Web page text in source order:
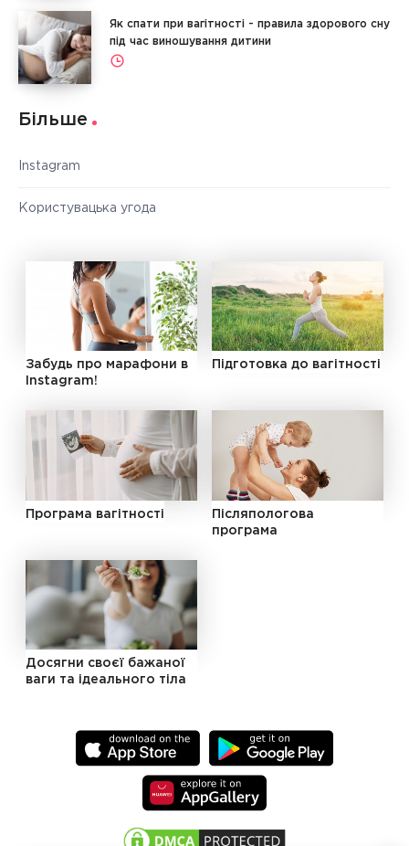
Як спати при вагітності - правила здорового сну
під час виношування дитини
Більше
Instagram
Користувацька угода
Забудь про марафони в
Instagram!
Підготовка до вагітності
Програма вагітності
Післяпологова
програма
Досягни своєї бажаної
ваги та ідеального тіла